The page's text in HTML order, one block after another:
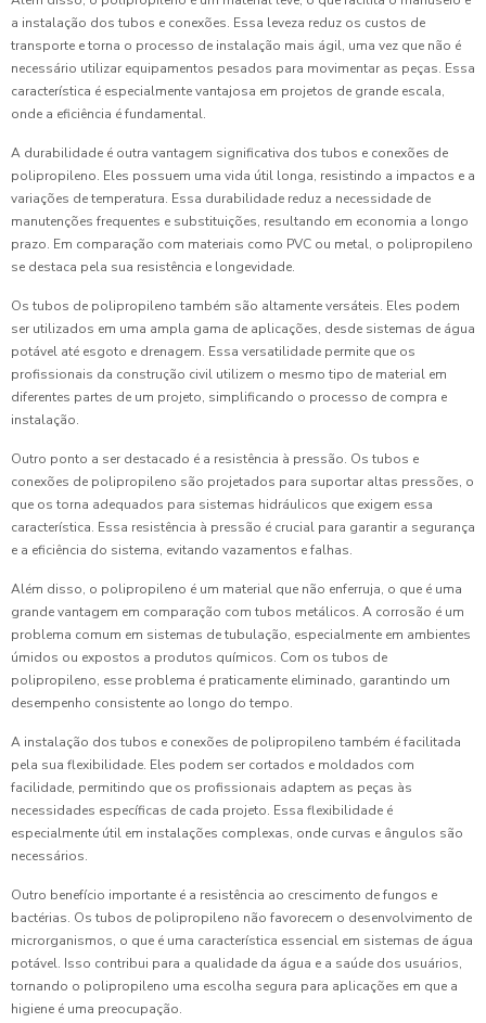
a instalação dos tubos e conexões. Essa leveza reduz os custos de
transporte e torna o processo de instalação mais ágil, uma vez que não é
necessário utilizar equipamentos pesados para movimentar as peças. Essa
característica é especialmente vantajosa em projetos de grande escala,
onde a eficiência é fundamental.
A durabilidade é outra vantagem significativa dos tubos e conexões de
polipropileno. Eles possuem uma vida útil longa, resistindo a impactos e a
variações de temperatura. Essa durabilidade reduz a necessidade de
manutenções frequentes e substituições, resultando em economia a longo
prazo. Em comparação com materiais como PVC ou metal, o polipropileno
se destaca pela sua resistência e longevidade.
Os tubos de polipropileno também são altamente versáteis. Eles podem
ser utilizados em uma ampla gama de aplicações, desde sistemas de água
potável até esgoto e drenagem. Essa versatilidade permite que os
profissionais da construção civil utilizem o mesmo tipo de material em
diferentes partes de um projeto, simplificando o processo de compra e
instalação.
Outro ponto a ser destacado é a resistência à pressão. Os tubos e
conexões de polipropileno são projetados para suportar altas pressões, o
que os torna adequados para sistemas hidráulicos que exigem essa
característica. Essa resistência à pressão é crucial para garantir a segurança
e a eficiência do sistema, evitando vazamentos e falhas.
Além disso, o polipropileno é um material que não enferruja, o que é uma
grande vantagem em comparação com tubos metálicos. A corrosão é um
problema comum em sistemas de tubulação, especialmente em ambientes
úmidos ou expostos a produtos químicos. Com os tubos de
polipropileno, esse problema é praticamente eliminado, garantindo um
desempenho consistente ao longo do tempo.
A instalação dos tubos e conexões de polipropileno também é facilitada
pela sua flexibilidade. Eles podem ser cortados e moldados com
facilidade, permitindo que os profissionais adaptem as peças às
necessidades específicas de cada projeto. Essa flexibilidade é
especialmente útil em instalações complexas, onde curvas e ângulos são
necessários.
Outro benefício importante é a resistência ao crescimento de fungos e
bactérias. Os tubos de polipropileno não favorecem o desenvolvimento de
microrganismos, o que é uma característica essencial em sistemas de água
potável. Isso contribui para a qualidade da água e a saúde dos usuários,
tornando o polipropileno uma escolha segura para aplicações em que a
higiene é uma preocupação.